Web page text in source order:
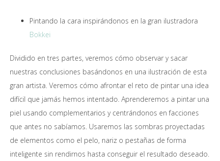
Pintando la cara inspirándonos en la gran ilustradora
Bokkei
Dividido en tres partes, veremos cómo observar y sacar
nuestras conclusiones basándonos en una ilustración de esta
gran artista. Veremos cómo afrontar el reto de pintar una idea
difícil que jamás hemos intentado. Aprenderemos a pintar una
piel usando complementarios y centrándonos en facciones
que antes no sabíamos. Usaremos las sombras proyectadas
de elementos como el pelo, nariz o pestañas de forma
inteligente sin rendirnos hasta conseguir el resultado deseado.